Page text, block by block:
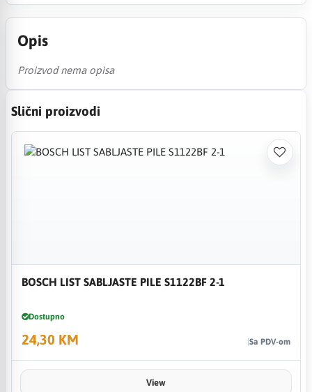
Opis
Proizvod nema opisa
Slični proizvodi
BOSCH LIST SABLJASTE PILE S1122BF 2-1
Dostupno
24,30 KM Sa PDV-om
View